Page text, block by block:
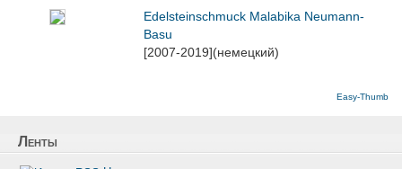
Edelsteinschmuck Malabika Neumann-
Basu
[2007-2019](немецкий)
Easy-Thumb
Ленты